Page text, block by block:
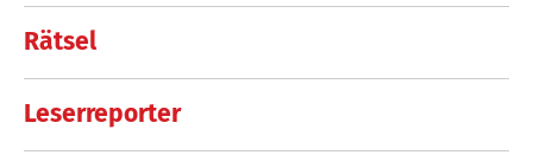
Rätsel
Leserreporter